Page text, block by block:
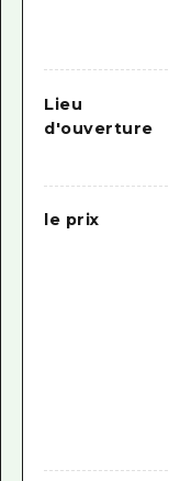
Lieu
d'ouverture
le prix